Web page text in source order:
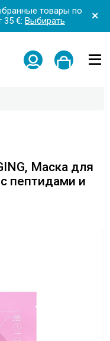
товары по
35 €: Выбирать
Маска для
пептидами и